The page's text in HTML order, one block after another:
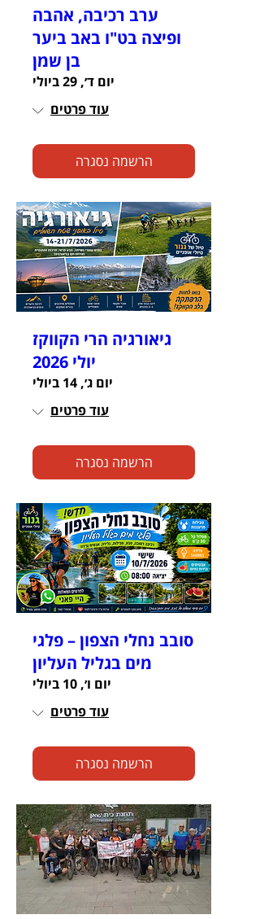
ערב רכיבה, אהבה
ופיצה בט"ו באב ביער
בן שמן
יום ד׳, 29 ביולי
עוד פרטים
הרשמה נסגרה
גיאורגיה הרי הקווקז
יולי 2026
יום ג׳, 14 ביולי
עוד פרטים
הרשמה נסגרה
סובב נחלי הצפון – פלגי
מים בגליל העליון
יום ו׳, 10 ביולי
עוד פרטים
הרשמה נסגרה